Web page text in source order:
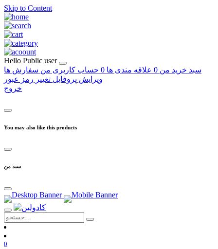
Skip to Content
Hello Public user
سبد خرید من 0 علاقه مندی ها 0 حساب کاربری من سفارش ها
ویرایش پروفایل تغییر رمز عبور
خروج
You may also like this products
سبد من
0